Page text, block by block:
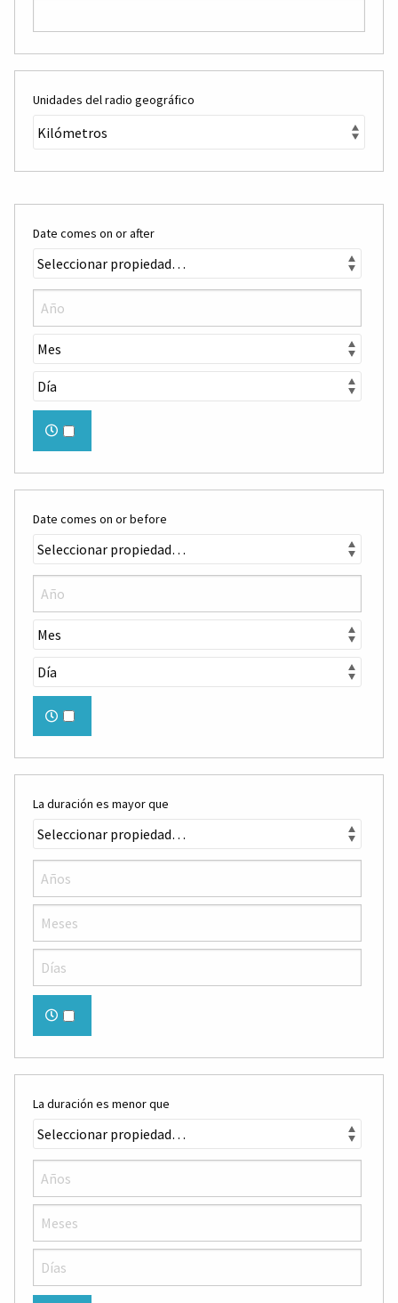
Unidades del radio geográfico
Date comes on or after
Date comes on or before
La duración es mayor que
La duración es menor que